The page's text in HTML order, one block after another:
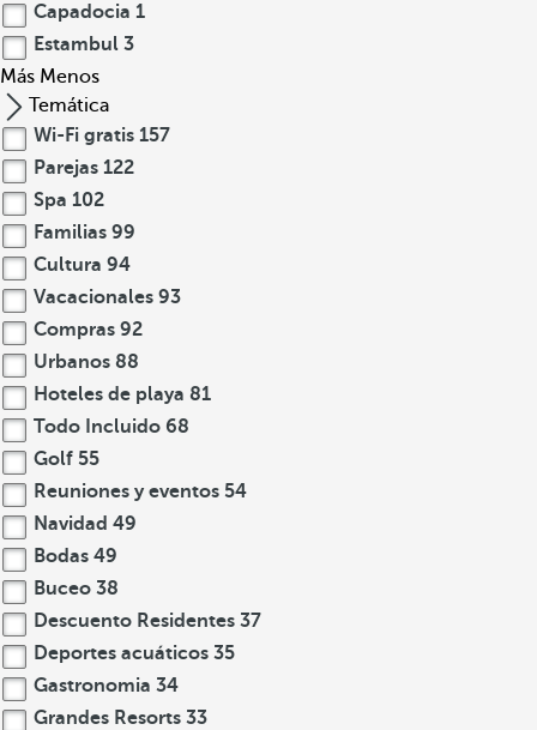
Capadocia 1
Estambul 3
Más Menos
Temática
Wi-Fi gratis 157
Parejas 122
Spa 102
Familias 99
Cultura 94
Vacacionales 93
Compras 92
Urbanos 88
Hoteles de playa 81
Todo Incluido 68
Golf 55
Reuniones y eventos 54
Navidad 49
Bodas 49
Buceo 38
Descuento Residentes 37
Deportes acuáticos 35
Gastronomia 34
Grandes Resorts 33